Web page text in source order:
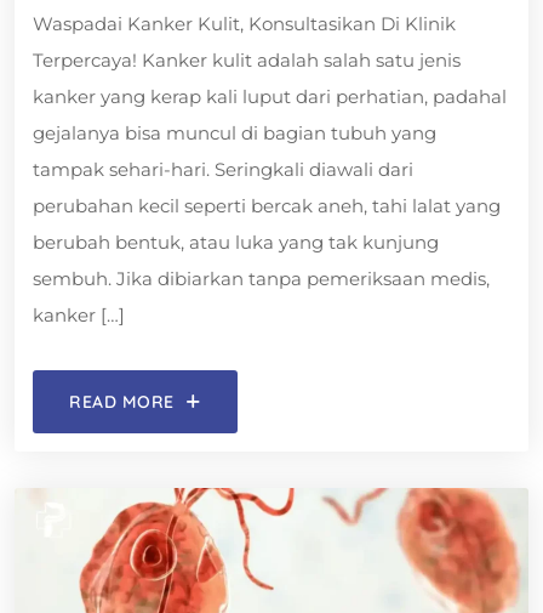
Waspadai Kanker Kulit, Konsultasikan Di Klinik
Terpercaya! Kanker kulit adalah salah satu jenis
kanker yang kerap kali luput dari perhatian, padahal
gejalanya bisa muncul di bagian tubuh yang
tampak sehari-hari. Seringkali diawali dari
perubahan kecil seperti bercak aneh, tahi lalat yang
berubah bentuk, atau luka yang tak kunjung
sembuh. Jika dibiarkan tanpa pemeriksaan medis,
kanker […]
READ MORE